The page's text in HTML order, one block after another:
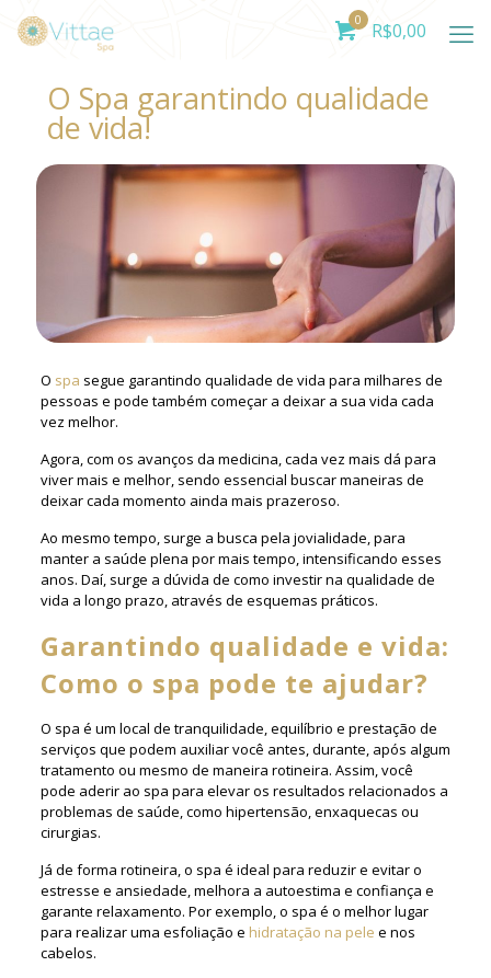
0 R$0,00
O Spa garantindo qualidade
de vida!
O spa segue garantindo qualidade de vida para milhares de
pessoas e pode também começar a deixar a sua vida cada
vez melhor.
Agora, com os avanços da medicina, cada vez mais dá para
viver mais e melhor, sendo essencial buscar maneiras de
deixar cada momento ainda mais prazeroso.
Ao mesmo tempo, surge a busca pela jovialidade, para
manter a saúde plena por mais tempo, intensificando esses
anos. Daí, surge a dúvida de como investir na qualidade de
vida a longo prazo, através de esquemas práticos.
Garantindo qualidade e vida:
Como o spa pode te ajudar?
O spa é um local de tranquilidade, equilíbrio e prestação de
serviços que podem auxiliar você antes, durante, após algum
tratamento ou mesmo de maneira rotineira. Assim, você
pode aderir ao spa para elevar os resultados relacionados a
problemas de saúde, como hipertensão, enxaquecas ou
cirurgias.
Já de forma rotineira, o spa é ideal para reduzir e evitar o
estresse e ansiedade, melhora a autoestima e confiança e
garante relaxamento. Por exemplo, o spa é o melhor lugar
para realizar uma esfoliação e hidratação na pele e nos
cabelos.